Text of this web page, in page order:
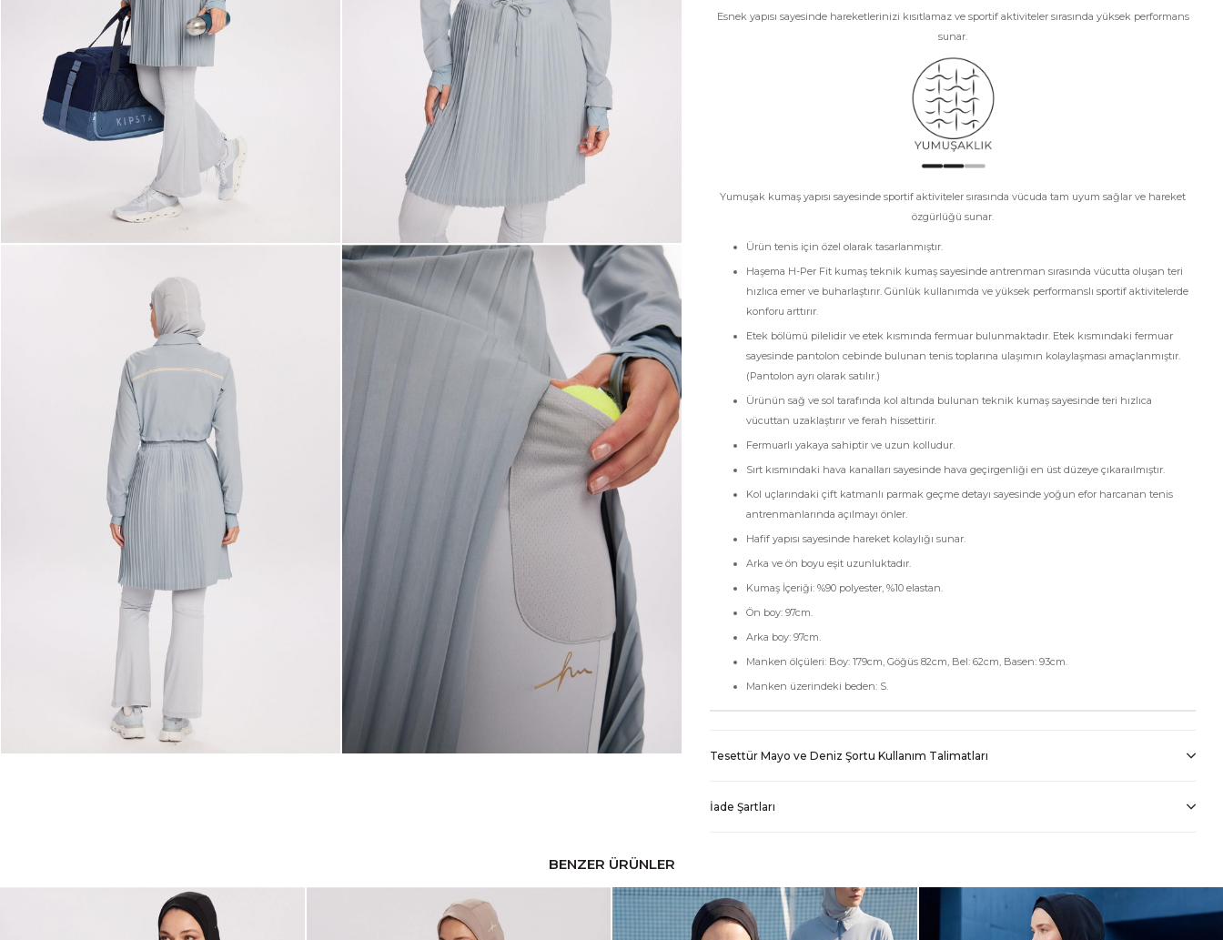
Esnek yapısı sayesinde hareketlerinizi kısıtlamaz ve sportif aktiviteler sırasında yüksek performans
sunar.
Yumuşak kumaş yapısı sayesinde sportif aktiviteler sırasında vücuda tam uyum sağlar ve hareket
özgürlüğü sunar.
Ürün tenis için özel olarak tasarlanmıştır.
Haşema H-Per Fit kumaş teknik kumaş sayesinde antrenman sırasında vücutta oluşan teri
hızlıca emer ve buharlaştırır. Günlük kullanımda ve yüksek performanslı sportif aktivitelerde
konforu arttırır.
Etek bölümü pilelidir ve etek kısmında fermuar bulunmaktadır. Etek kısmındaki fermuar
sayesinde pantolon cebinde bulunan tenis toplarına ulaşımın kolaylaşması amaçlanmıştır.
(Pantolon ayrı olarak satılır.)
Ürünün sağ ve sol tarafında kol altında bulunan teknik kumaş sayesinde teri hızlıca
vücuttan uzaklaştırır ve ferah hissettirir.
Fermuarlı yakaya sahiptir ve uzun kolludur.
Sırt kısmındaki hava kanalları sayesinde hava geçirgenliği en üst düzeye çıkaraılmıştır.
Kol uçlarındaki çift katmanlı parmak geçme detayı sayesinde yoğun efor harcanan tenis
antrenmanlarında açılmayı önler.
Hafif yapısı sayesinde hareket kolaylığı sunar.
Arka ve ön boyu eşit uzunluktadır.
Kumaş İçeriği: %90 polyester, %10 elastan.
Ön boy: 97cm.
Arka boy: 97cm.
Manken ölçüleri: Boy: 179cm, Göğüs 82cm, Bel: 62cm, Basen: 93cm.
Manken üzerindeki beden: S.
Tesettür Mayo ve Deniz Şortu Kullanım Talimatları
İade Şartları
BENZER ÜRÜNLER